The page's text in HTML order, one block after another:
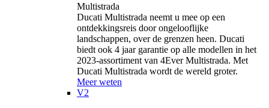
Multistrada
Ducati Multistrada neemt u mee op een
ontdekkingsreis door ongelooflijke
landschappen, over de grenzen heen. Ducati
biedt ook 4 jaar garantie op alle modellen in het
2023-assortiment van 4Ever Multistrada. Met
Ducati Multistrada wordt de wereld groter.
Meer weten
V2